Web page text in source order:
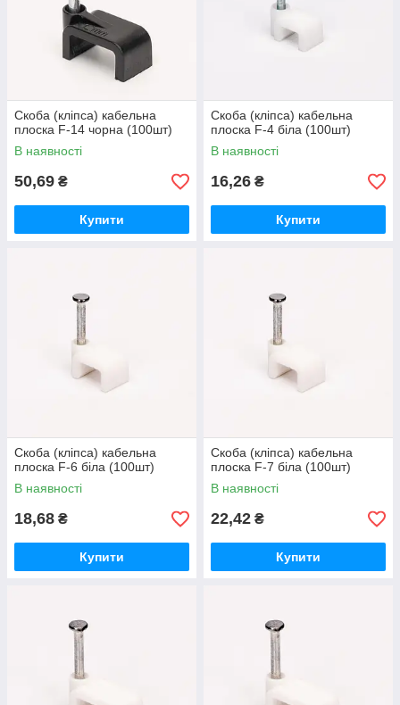
Скоба (кліпса) кабельна
плоска F-14 чорна (100шт)
В наявності
50,69 ₴
Купити
Скоба (кліпса) кабельна
плоска F-4 біла (100шт)
В наявності
16,26 ₴
Купити
Скоба (кліпса) кабельна
плоска F-6 біла (100шт)
В наявності
18,68 ₴
Купити
Скоба (кліпса) кабельна
плоска F-7 біла (100шт)
В наявності
22,42 ₴
Купити